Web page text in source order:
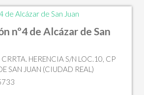
nº4 de Alcázar de San
HERENCIA S/N LOC.10, CP
SAN JUAN (CIUDAD REAL)